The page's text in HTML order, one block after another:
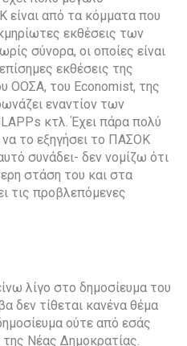
είναι από τα κόμματα που
εκθέσεις των
σύνορα, οι οποίες είναι
εκθέσεις της
ΟΟΣΑ, του Economist, της
εναντίον των
κτλ. Έχει πάρα πολύ
το εξηγήσει το ΠΑΣΟΚ
συνάδει- δεν νομίζω ότι
στάση του και στα
τις προβλεπόμενες
λίγο στο δημοσίευμα του
δεν τίθεται κανένα θέμα
ούτε από εσάς
Νέας Δημοκρατίας.